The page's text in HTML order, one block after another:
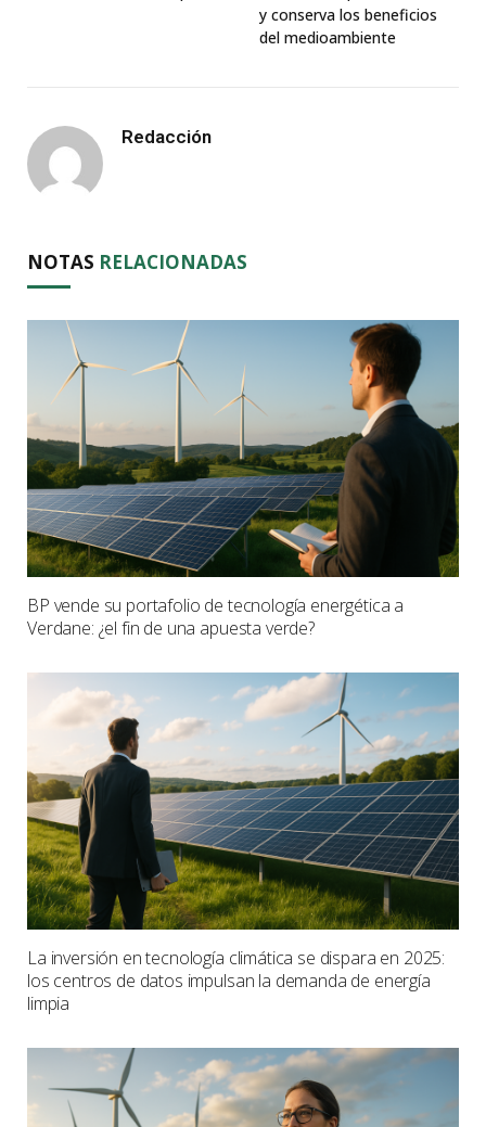
y conserva los beneficios
del medioambiente
Redacción
NOTAS RELACIONADAS
BP vende su portafolio de tecnología energética a
Verdane: ¿el fin de una apuesta verde?
La inversión en tecnología climática se dispara en 2025:
los centros de datos impulsan la demanda de energía
limpia